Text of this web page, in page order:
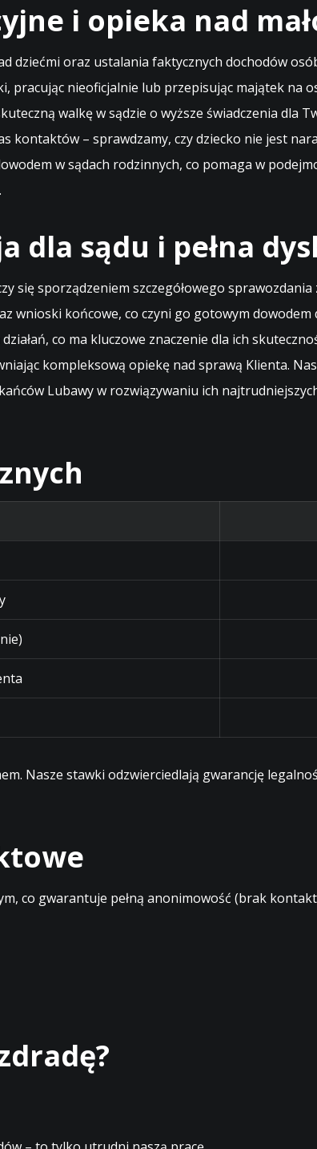
i opieka nad
dziećmi oraz ustalania faktycznych dochodów
pracując nieoficjalnie lub przepisując majątek na
walkę w sądzie o wyższe świadczenia dla
kontaktów – sprawdzamy, czy dziecko nie jest
w sądach rodzinnych, co pomaga w
dla sądu i pełna
się sporządzeniem szczegółowego
końcowe, co czyni go gotowym dowodem
co ma kluczowe znaczenie dla ich
kompleksową opiekę nad sprawą Klienta.
Lubawy w rozwiązywaniu ich
Nasze stawki odzwierciedlają gwarancję
co gwarantuje pełną anonimowość (brak